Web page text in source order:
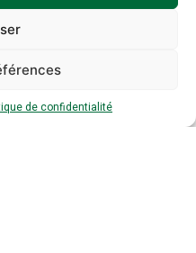
de confidentialité
à